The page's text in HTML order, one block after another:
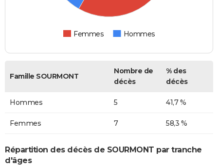
Femmes Hommes
Famille SOURMONT
Nombre de
décès
% des
décès
Hommes 5 41,7 %
Femmes 7 58,3 %
Répartition des décès de SOURMONT par tranche
d'âges